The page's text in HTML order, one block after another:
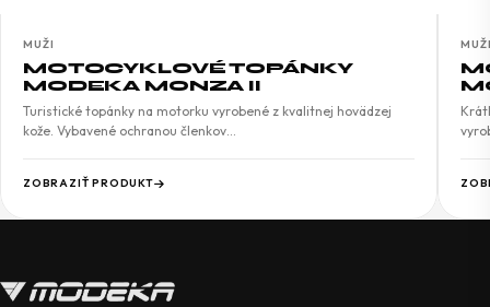
MUŽI
MOTOCYKLOVÉ TOPÁNKY
MODEKA MONZA II
Turistické topánky na motorku vyrobené z kvalitnej hovädzej
kože. Vybavené ochranou členkov…
ZOBRAZIŤ PRODUKT